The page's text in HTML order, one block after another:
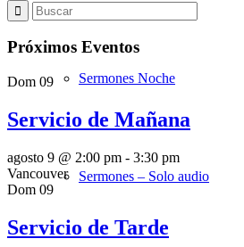
Sermones Noche
Sermones – Solo audio
Próximos Eventos
Dom 09
Servicio de Mañana
agosto 9 @ 2:00 pm - 3:30 pm
Vancouver
Dom 09
Servicio de Tarde